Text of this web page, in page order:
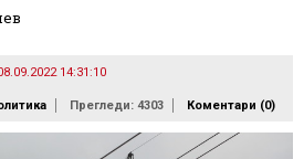
14:31:10
Прегледи: 4303 Коментари (0)